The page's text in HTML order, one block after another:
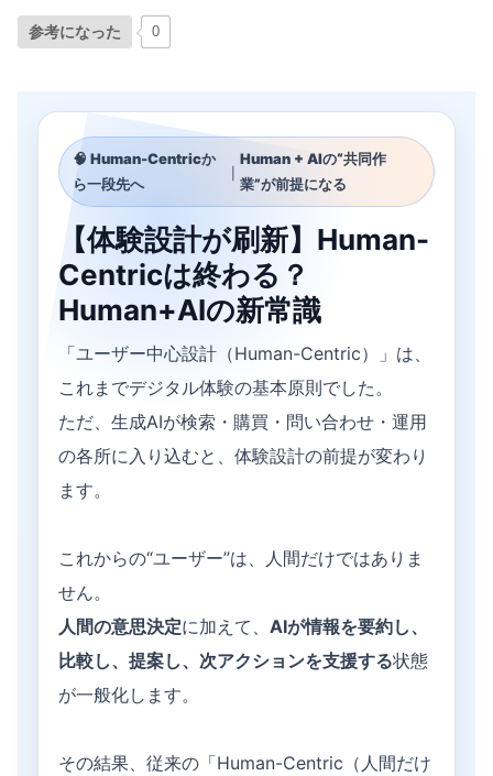
参考になった 0
🧠 Human-Centricか
ら一段先へ
｜
Human + AIの“共同作
業”が前提になる
【体験設計が刷新】Human-
Centricは終わる？
Human+AIの新常識
「ユーザー中心設計（Human-Centric）」は、
これまでデジタル体験の基本原則でした。
ただ、生成AIが検索・購買・問い合わせ・運用
の各所に入り込むと、体験設計の前提が変わり
ます。
これからの“ユーザー”は、人間だけではありま
せん。
人間の意思決定に加えて、 AIが情報を要約し、
比較し、提案し、次アクションを支援する状態
が一般化します。
その結果、従来の「Human-Centric（人間だけ